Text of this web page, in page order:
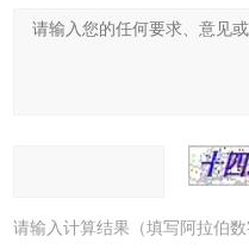
请输入计算结果（填写阿拉伯